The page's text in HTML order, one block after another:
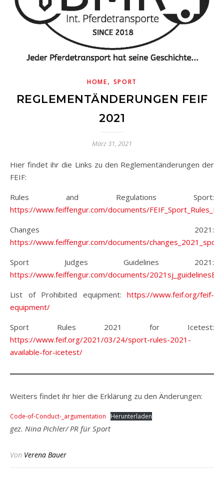
HOME, SPORT
REGLEMENTÄNDERUNGEN FEIF
2021
März 31, 2021
Hier findet ihr die Links zu den Reglementänderungen der
FEIF:
Rules and Regulations Sport:
https://www.feiffengur.com/documents/
Changes 2021:
https://www.feiffengur.com/documents/
Sport Judges Guidelines 2021:
https://www.feiffengur.com/documents/
List of Prohibited equipment: https://www.feif.org/feif-
equipment/
Sport Rules 2021 for Icetest:
https://www.feif.org/2021/03/24/sport-rules-2021-
available-for-icetest/
Weiters findet ihr hier die Erklärung zu den Änderungen:
Code-of-Conduct-_argumentation Herunterladen
gez. Nina Pichler/ PR für Sport
Von Verena Bauer